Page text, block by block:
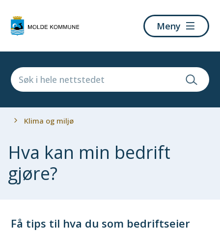
kommune
Meny
Du
Klima og miljø
Hva kan min bedrift
gjøre?
Få tips til hva du som bedriftseier